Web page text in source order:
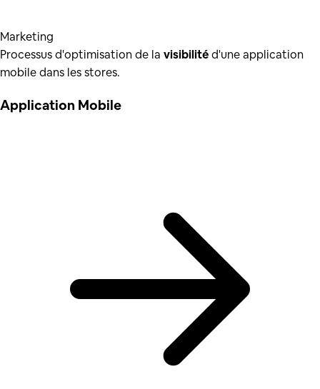
Marketing
Processus d'optimisation de la visibilitéd'une application
mobile dans les stores.
Application Mobile